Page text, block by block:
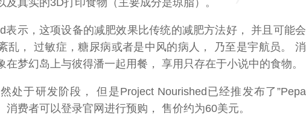
表示，这项设备的减肥效果比传统的减肥方法好， 并且可能会
乱， 过敏症，糖尿病或者是中风的病人， 乃至是宇航员。 消
在梦幻岛上与彼得潘一起用餐， 享用只存在于小说中的食物。
处于研发阶段， 但是Project Nourished已经推发布了”Pepa
消费者可以登录官网进行预购， 售价约为60美元。